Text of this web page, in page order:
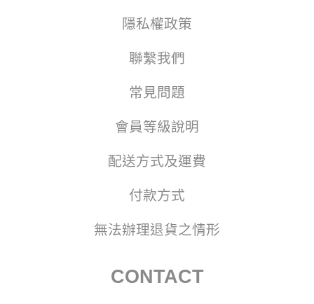
隱私權政策
聯繫我們
常見問題
會員等級說明
配送方式及運費
付款方式
無法辦理退貨之情形
CONTACT